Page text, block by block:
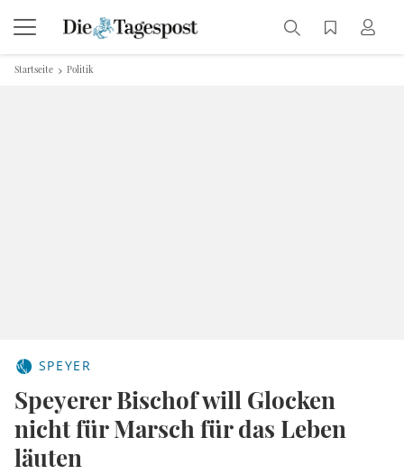
Startseite Politik
SPEYER
Speyerer Bischof will Glocken
nicht für Marsch für das Leben
läuten